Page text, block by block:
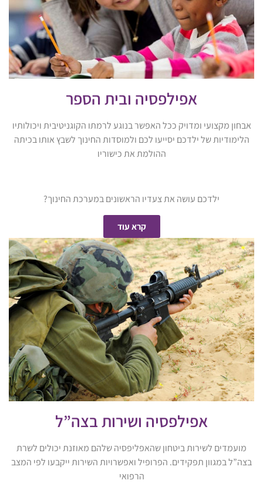
אפילפסיה ובית הספר
אבחון מקצועי ומדויק ככל האפשר בנוגע לרמתו הקוגניטיבית ויכולותיו
הלימודיות של ילדכם יסייעו לכם ולמוסדות החינוך לשבץ אותו בכיתה
ההולמת את כישוריו
ילדכם עושה את צעדיו הראשונים במערכת החינוך?
קרא עוד
אפילפסיה ושירות בצה”ל
מועמדים לשירות ביטחון שהאפליפסיה שלהם מאוזנת יכולים לשרת
בצה”ל במגוון תפקידים. הפרופיל ואפשרויות השירות ייקבעו לפי המצב
הרפואי